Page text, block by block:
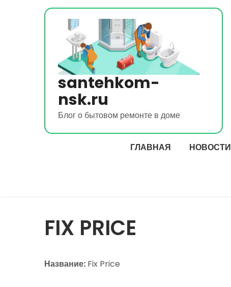
santehkom-
nsk.ru
Блог о бытовом ремонте в доме
ГЛАВНАЯ НОВОСТИ
FIX PRICE
Название: Fix Price